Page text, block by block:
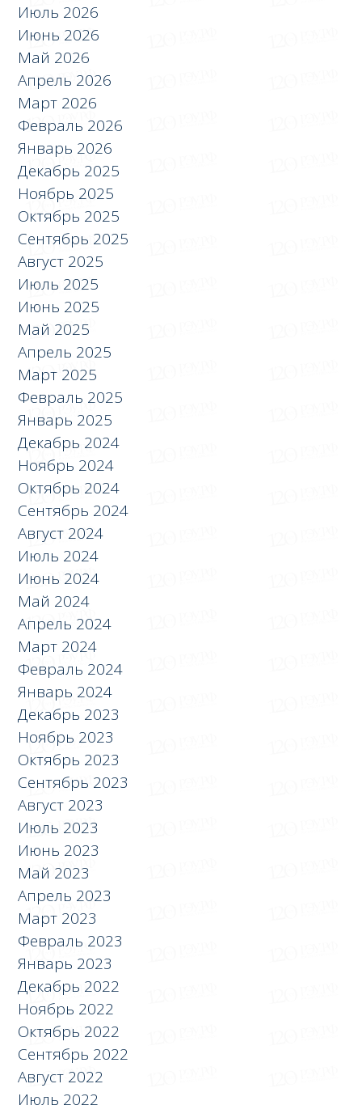
Июль 2026
Июнь 2026
Май 2026
Апрель 2026
Март 2026
Февраль 2026
Январь 2026
Декабрь 2025
Ноябрь 2025
Октябрь 2025
Сентябрь 2025
Август 2025
Июль 2025
Июнь 2025
Май 2025
Апрель 2025
Март 2025
Февраль 2025
Январь 2025
Декабрь 2024
Ноябрь 2024
Октябрь 2024
Сентябрь 2024
Август 2024
Июль 2024
Июнь 2024
Май 2024
Апрель 2024
Март 2024
Февраль 2024
Январь 2024
Декабрь 2023
Ноябрь 2023
Октябрь 2023
Сентябрь 2023
Август 2023
Июль 2023
Июнь 2023
Май 2023
Апрель 2023
Март 2023
Февраль 2023
Январь 2023
Декабрь 2022
Ноябрь 2022
Октябрь 2022
Сентябрь 2022
Август 2022
Июль 2022